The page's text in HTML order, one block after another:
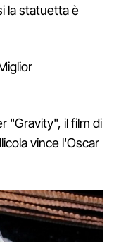
la statuetta è
"Gravity", il film di
vince l'Oscar